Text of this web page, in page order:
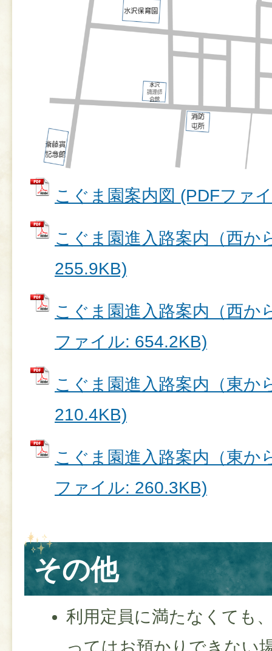
こぐま園案内図 (PDFファ
こぐま園進入路案内（西か
255.9KB)
こぐま園進入路案内（西か
ファイル: 654.2KB)
こぐま園進入路案内（東か
210.4KB)
こぐま園進入路案内（東か
ファイル: 260.3KB)
その他
利用定員に満たなくても
ってはお預かりできない